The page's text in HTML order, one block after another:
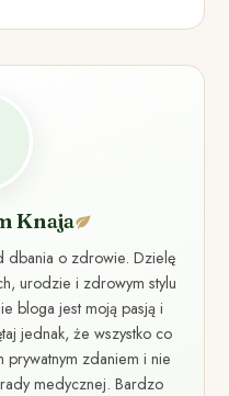
Knaja
dbania o zdrowie. Dzielę
urodzie i zdrowym stylu
bloga jest moją pasją i
jednak, że wszystko co
prywatnym zdaniem i nie
medycznej. Bardzo